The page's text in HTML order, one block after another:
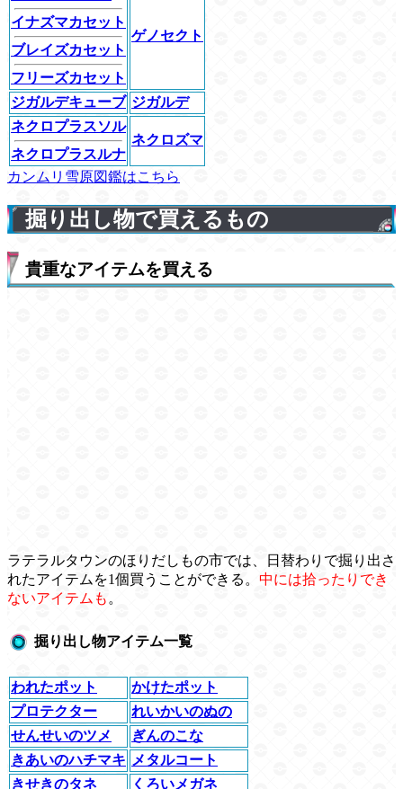
イナズマカセット
ブレイズカセット
フリーズカセット
ゲノセクト
ジガルデキューブ ジガルデ
ネクロプラスソル
ネクロプラスルナ
ネクロズマ
カンムリ雪原図鑑はこちら
掘り出し物で買えるもの
貴重なアイテムを買える
ラテラルタウンのほりだしもの市では、日替わりで掘り出さ
れたアイテムを1個買うことができる。 中には拾ったりでき
ないアイテムも 。
掘り出し物アイテム一覧
われたポット
かけたポット
プロテクター
れいかいのぬの
せんせいのツメ
ぎんのこな
きあいのハチマキ メタルコート
きせきのタネ
くろいメガネ